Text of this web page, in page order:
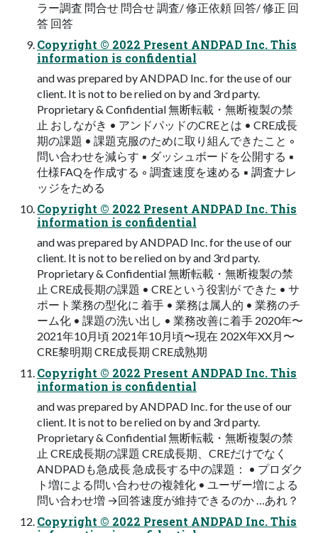
ラー調査 問合せ 問合せ 調査/ 修正依頼 回答/ 修正 回
答 回答
Copyright © 2022 Present ANDPAD Inc. This
information is confidential
and was prepared by ANDPAD Inc. for the use of our
client. It is not to be relied on by and 3rd party.
Proprietary & Confidential 無断転載・無断複製の禁
止 おしながき • アンドパッドのCREとは • CRE成長
期の課題 • 課題克服のために取り組んできたこと ◦
問い合わせを減らす ▪ ダッシュボードを公開する ▪
仕様FAQを作成する ◦ 調査速度を速める ▪ 調査ナレ
ッジをためる
Copyright © 2022 Present ANDPAD Inc. This
information is confidential
and was prepared by ANDPAD Inc. for the use of our
client. It is not to be relied on by and 3rd party.
Proprietary & Confidential 無断転載・無断複製の禁
止 CRE成長期の課題 • CREという役割が できた • サ
ポート業務の型化に 着手 • 業務は属人的 • 業務のチ
ーム化 • 課題の洗い出し • 業務改善に着手 2020年〜
2021年10月頃 2021年10月頃〜現在 202X年XX月〜
CRE黎明期 CRE成長期 CRE成熟期
Copyright © 2022 Present ANDPAD Inc. This
information is confidential
and was prepared by ANDPAD Inc. for the use of our
client. It is not to be relied on by and 3rd party.
Proprietary & Confidential 無断転載・無断複製の禁
止 CRE成長期の課題 CRE成長期、CREだけでなく
ANDPADも急成長 急成長する中の課題： • プロダク
ト増による問い合わせの複雑化 • ユーザー増による
問い合わせ増 →回答速度が維持できるのか …あれ？
Copyright © 2022 Present ANDPAD Inc. This